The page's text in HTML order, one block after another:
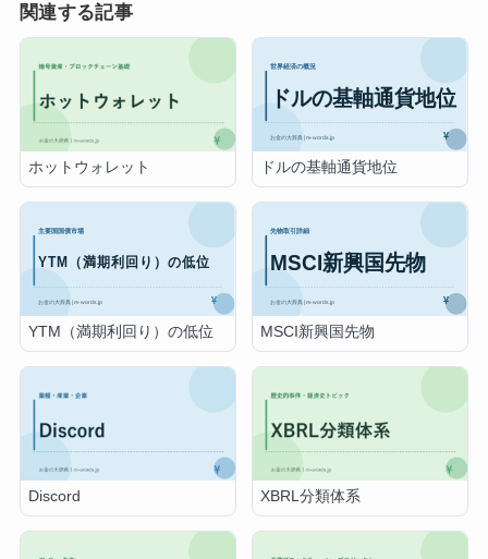
関連する記事
ホットウォレット ドルの基軸通貨地位
YTM（満期利回り）の低位 MSCI新興国先物
Discord XBRL分類体系